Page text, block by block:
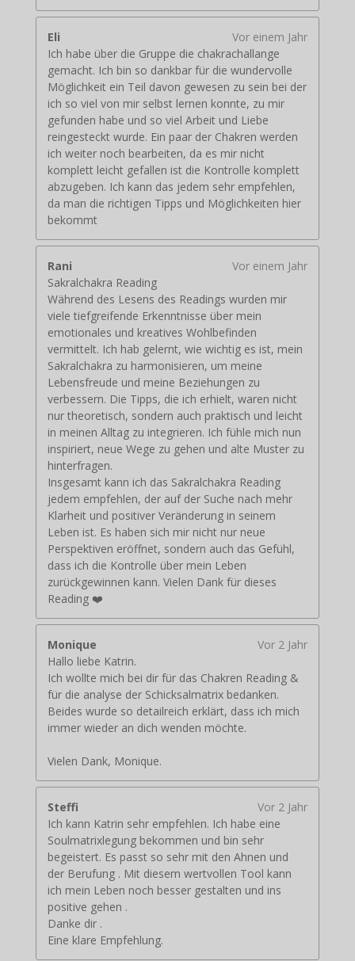
Eli
Vor einem Jahr
Ich habe über die Gruppe die chakrachallange
gemacht. Ich bin so dankbar für die wundervolle
Möglichkeit ein Teil davon gewesen zu sein bei der
ich so viel von mir selbst lernen konnte, zu mir
gefunden habe und so viel Arbeit und Liebe
reingesteckt wurde. Ein paar der Chakren werden
ich weiter noch bearbeiten, da es mir nicht
komplett leicht gefallen ist die Kontrolle komplett
abzugeben. Ich kann das jedem sehr empfehlen,
da man die richtigen Tipps und Möglichkeiten hier
bekommt
Rani
Vor einem Jahr
Sakralchakra Reading
Während des Lesens des Readings wurden mir
viele tiefgreifende Erkenntnisse über mein
emotionales und kreatives Wohlbefinden
vermittelt. Ich hab gelernt, wie wichtig es ist, mein
Sakralchakra zu harmonisieren, um meine
Lebensfreude und meine Beziehungen zu
verbessern. Die Tipps, die ich erhielt, waren nicht
nur theoretisch, sondern auch praktisch und leicht
in meinen Alltag zu integrieren. Ich fühle mich nun
inspiriert, neue Wege zu gehen und alte Muster zu
hinterfragen.
Insgesamt kann ich das Sakralchakra Reading
jedem empfehlen, der auf der Suche nach mehr
Klarheit und positiver Veränderung in seinem
Leben ist. Es haben sich mir nicht nur neue
Perspektiven eröffnet, sondern auch das Gefühl,
dass ich die Kontrolle über mein Leben
zurückgewinnen kann. Vielen Dank für dieses
Reading ❤️
Monique
Vor 2 Jahr
Hallo liebe Katrin.
Ich wollte mich bei dir für das Chakren Reading &
für die analyse der Schicksalmatrix bedanken.
Beides wurde so detailreich erklärt, dass ich mich
immer wieder an dich wenden möchte.
Vielen Dank, Monique.
Steffi
Vor 2 Jahr
Ich kann Katrin sehr empfehlen. Ich habe eine
Soulmatrixlegung bekommen und bin sehr
begeistert. Es passt so sehr mit den Ahnen und
der Berufung . Mit diesem wertvollen Tool kann
ich mein Leben noch besser gestalten und ins
positive gehen .
Danke dir .
Eine klare Empfehlung.